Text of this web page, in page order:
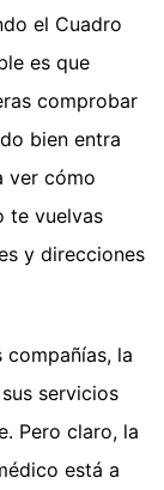
el Cuadro
es que
comprobar
bien entra
ver cómo
te vuelvas
y direcciones
la
servicios
Pero claro, la
está a